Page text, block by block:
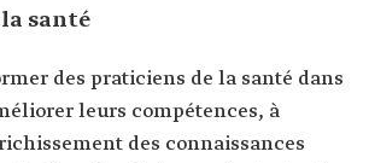
santé
des praticiens de la santé dans
leurs compétences, à
des connaissances